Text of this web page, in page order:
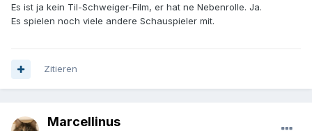
Es ist ja kein Til-Schweiger-Film, er hat ne Nebenrolle. Ja.
Es spielen noch viele andere Schauspieler mit.
Zitieren
Marcellinus